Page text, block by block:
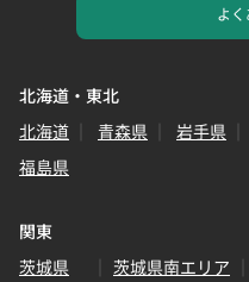
よ
北海道・東北
北海道
青森県 岩手県
福島県
関東
茨城県
茨城県南エリア